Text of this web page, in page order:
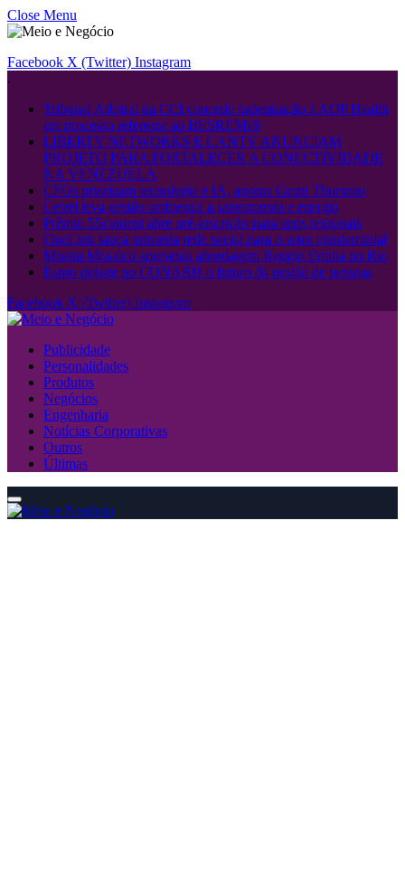
Close Menu
Facebook X (Twitter) Instagram
.
Tribunal Arbitral da CCI concede indenização à AOP Health
em processo referente ao BESREMi®
LIBERTY NETWORKS E CANTV ANUNCIAM
PROJETO PARA FORTALECER A CONECTIVIDADE
NA VENEZUELA
CFOs priorizam tecnologia e IA, aponta Grant Thornton
Cetrel leva gestão ambiental a saneamento e energia
Prêmio 55content abre pré-inscrição para apps regionais
OneLink lança primeira rede social para o setor condominial
Mostra Mosaico apresenta abordagem Reggio Emilia no Rio
Espro debate no CONARH o futuro da gestão de pessoas
Facebook X (Twitter) Instagram
Publicidade
Personalidades
Produtos
Negócios
Engenharia
Notícias Corporativas
Outros
Últimas